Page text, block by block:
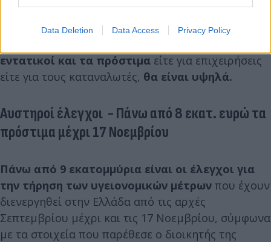
Data Deletion Data Access Privacy Policy
Τέλος, ο κ. Αναγνωστόπουλος, τόνισε ότιοι
εντατικοί και τα πρόστιμα είτε για επιχειρήσεις
είτε για τους καταναλωτές, θα είναι υψηλά.
Αυστηροί έλεγχοι - Πάνω από 8 εκατ. ευρώ τα
πρόστιμα μέχρι 17 Νοεμβρίου
Πάνω από 9 εκατομμύρια είναι οι έλεγχοι για
την τήρηση των υγειονομικών μέτρων που έχουν
διενεργηθεί στην Ελλάδα από τις αρχές
Σεπτεμβρίου μέχρι και τις 17 Νοεμβρίου, σύμφωνα
με τα στοιχεία που παρέθεσε ο διοικητής της